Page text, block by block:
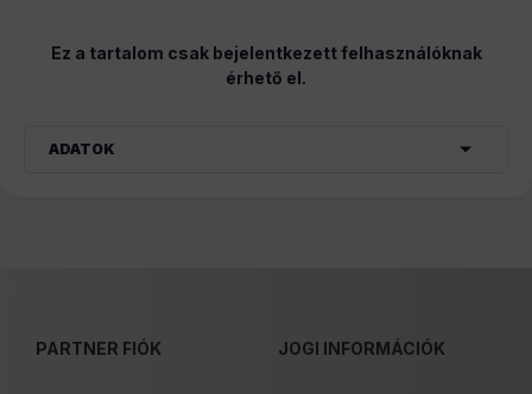
Ez a tartalom csak bejelentkezett felhasználóknak
érhető el.
ADATOK
PARTNER FIÓK JOGI INFORMÁCIÓK